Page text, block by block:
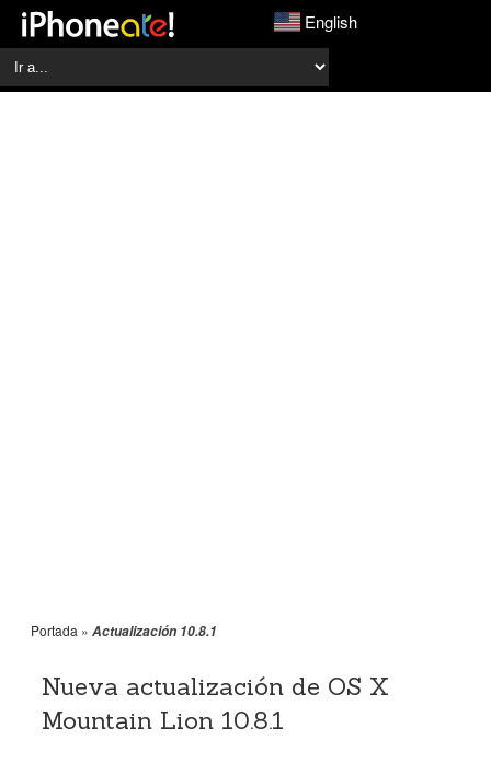
English
Portada » Actualización 10.8.1
Nueva actualización de OS X
Mountain Lion 10.8.1